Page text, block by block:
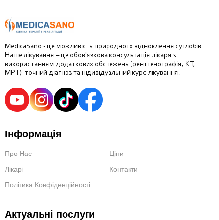
MedicaSano - це можливість природного відновлення суглобів.
Наше лікування – це обов'язкова консультація лікаря з
використанням додаткових обстежень (рентгенографія, КТ,
МРТ), точний діагноз та індивідуальний курс лікування.
Інформація
Про Нас
Ціни
Лікарі
Контакти
Політика Конфіденційності
Актуальні послуги